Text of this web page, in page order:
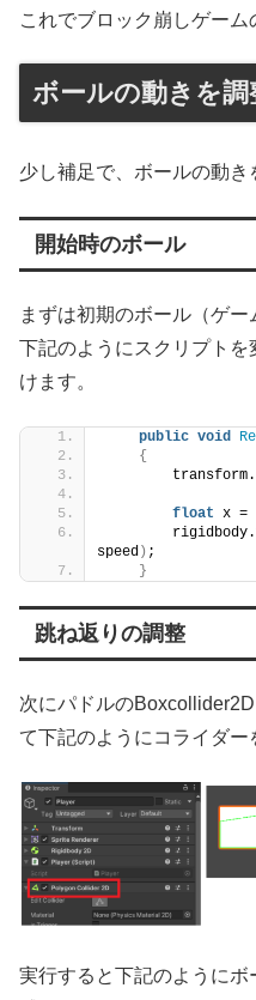
これでブロック崩しゲーム
ボールの動きを調
少し補足で、ボールの動き
開始時のボール
まずは初期のボール（ゲー
下記のようにスクリプト
けます。
public void
{
        transform.
float x =
        rigidbody.
speed ) ;
}
跳ね返りの調整
次にパドルの
て下記のようにコライダー
実行すると下記のように